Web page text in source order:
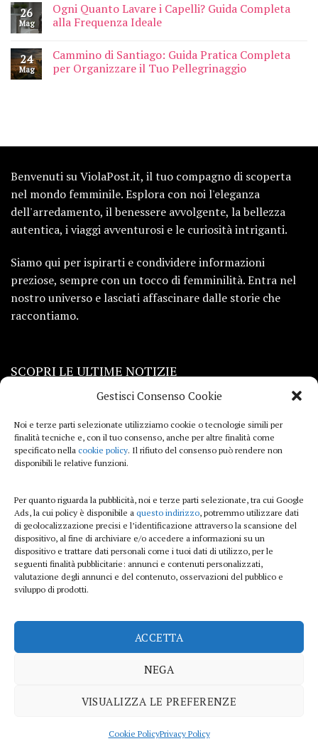
Gestisci Consenso Cookie
Noi e terze parti selezionate utilizziamo cookie o tecnologie simili per
finalità tecniche e, con il tuo consenso, anche per altre finalità come
specificato nella cookie policy. Il rifiuto del consenso può rendere non
disponibili le relative funzioni.
Per quanto riguarda la pubblicità, noi e terze parti selezionate, tra cui Google
Ads, la cui policy è disponibile a questo indirizzo, potremmo utilizzare dati
di geolocalizzazione precisi e l’identificazione attraverso la scansione del
dispositivo, al fine di archiviare e/o accedere a informazioni su un
dispositivo e trattare dati personali come i tuoi dati di utilizzo, per le
seguenti finalità pubblicitarie: annunci e contenuti personalizzati,
valutazione degli annunci e del contenuto, osservazioni del pubblico e
sviluppo di prodotti.
ACCETTA
NEGA
VISUALIZZA LE PREFERENZE
Cookie PolicyPrivacy Policy
26
Mag
Ogni Quanto Lavare i Capelli? Guida Completa
alla Frequenza Ideale
24
Mag
Cammino di Santiago: Guida Pratica Completa
per Organizzare il Tuo Pellegrinaggio
Benvenuti su ViolaPost.it, il tuo compagno di scoperta
nel mondo femminile. Esplora con noi l'eleganza
dell'arredamento, il benessere avvolgente, la bellezza
autentica, i viaggi avventurosi e le curiosità intriganti.
Siamo qui per ispirarti e condividere informazioni
preziose, sempre con un tocco di femminilità. Entra nel
nostro universo e lasciati affascinare dalle storie che
raccontiamo.
SCOPRI LE ULTIME NOTIZIE
Viaggi
Beauty e benessere
Curiosità
Lifestyle
Sport
iTech
ViolaPost.it partecipa al Programma Affiliazione Amazon EU, un programma di
pubblicizzando e fornendo link al sito Amazon.it
Copyright 2026 ©
CONTATTI